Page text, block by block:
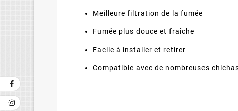
Meilleure filtration de la fumée
Fumée plus douce et fraîche
Facile à installer et retirer
Compatible avec de nombreuses